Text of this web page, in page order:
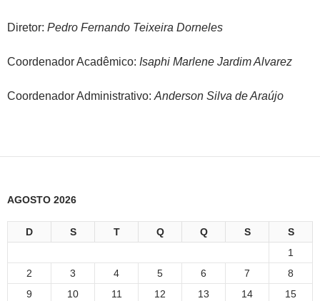
Diretor: Pedro Fernando Teixeira Dorneles
Coordenador Acadêmico: Isaphi Marlene Jardim Alvarez
Coordenador Administrativo: Anderson Silva de Araújo
AGOSTO 2026
D S T Q Q S
S
1
2
3 4 5 6 7
8
9
10 11 12 13 14 15